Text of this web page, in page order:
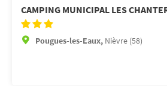
CAMPING MUNICIPAL LES
Pougues-les-Eaux, Nièvre (58)